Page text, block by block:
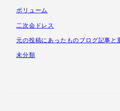
ボリューム
二次会ドレス
元の投稿にあったものブログ記事と
未分類